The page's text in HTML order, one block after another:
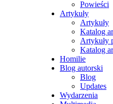
Powieści
Artykuły
Artykuły
Katalog
Artykuły
Katalog
Homilie
Blog autorski
Blog
Updates
Wydarzenia